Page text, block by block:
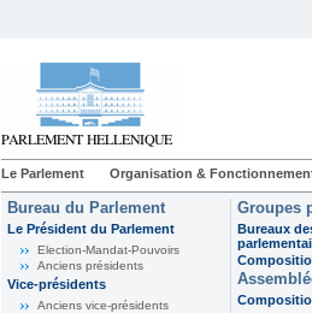
Le Parlement Organisation &
Bureau du Parlement
Le Président du Parlement
Election-Mandat-Pouvoirs
Anciens présidents
Vice-présidents
Anciens vice-présidents
Groupes
Bureaux